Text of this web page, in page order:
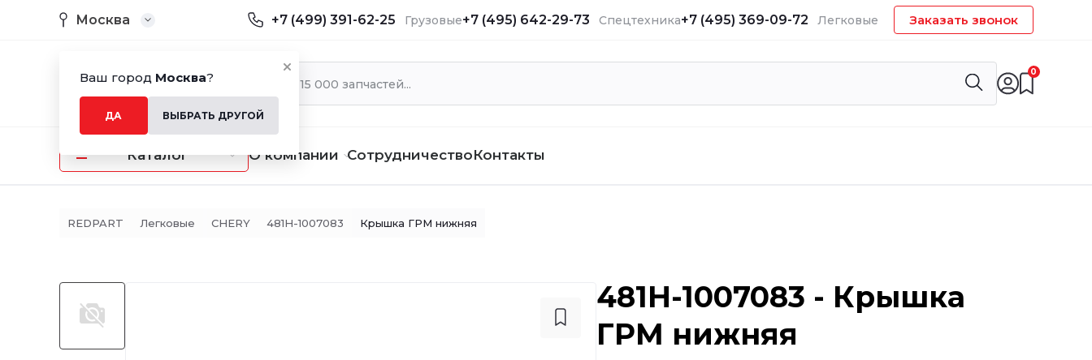
Ваш город Москва?
ДА ВЫБРАТЬ ДРУГОЙ
Москва +7 (499) 391-62-25 Грузовые+7 (495) 642-29-73 Спецтехника+7 (495) 369-09-72 Легковые Заказать звонок
0
Каталог О компании СотрудничествоКонтакты
REDPART Легковые CHERY 481H-1007083 Крышка ГРМ нижняя
481H-1007083 - Крышка
ГРМ нижняя